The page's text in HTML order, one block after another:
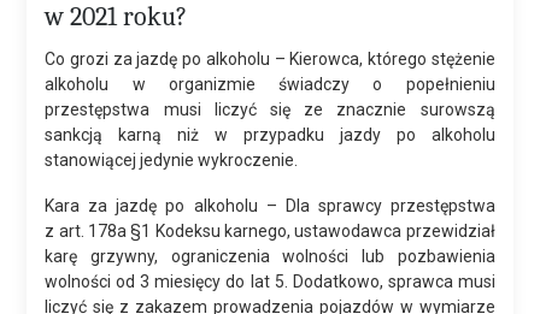
w 2021 roku?
Co grozi za jazdę po alkoholu – Kierowca, którego stężenie
alkoholu w organizmie świadczy o popełnieniu
przestępstwa musi liczyć się ze znacznie surowszą
sankcją karną niż w przypadku jazdy po alkoholu
stanowiącej jedynie wykroczenie.
Kara za jazdę po alkoholu – Dla sprawcy przestępstwa
z art. 178a §1 Kodeksu karnego, ustawodawca przewidział
karę grzywny, ograniczenia wolności lub pozbawienia
wolności od 3 miesięcy do lat 5. Dodatkowo, sprawca musi
liczyć się z zakazem prowadzenia pojazdów w wymiarze